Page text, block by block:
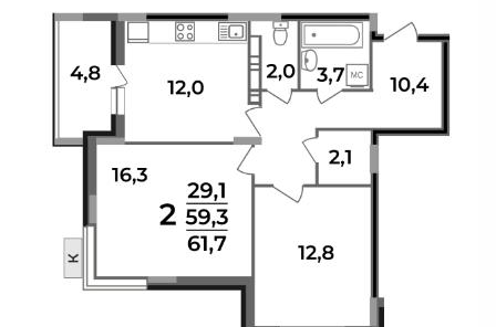
Акции
Новости
Выбор недвижимости
Свои Люди